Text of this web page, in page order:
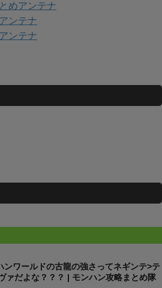
めアンテナ
ンテナ
ンテナ
ンワールドの古龍の強さってネギンテ>テ
ァだよな？？？ | モンハン攻略まとめ隊